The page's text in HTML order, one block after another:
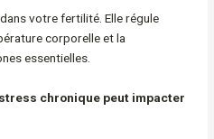
votre fertilité. Elle régule
corporelle et la
essentielles.
chronique peut impacter